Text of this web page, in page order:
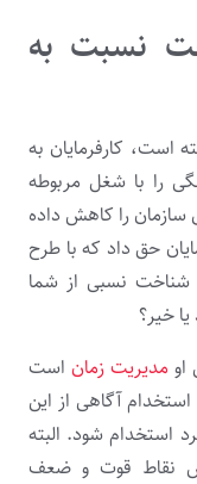
نسبت به
است، کارفرمایان به
را با شغل مربوطه
سازمان را کاهش داده
حق داد که با طرح
شناخت نسبی از شما
خیر؟
مدیریت زمان است
آگاهی از این
استخدام شود. البته
نقاط قوت و ضعف